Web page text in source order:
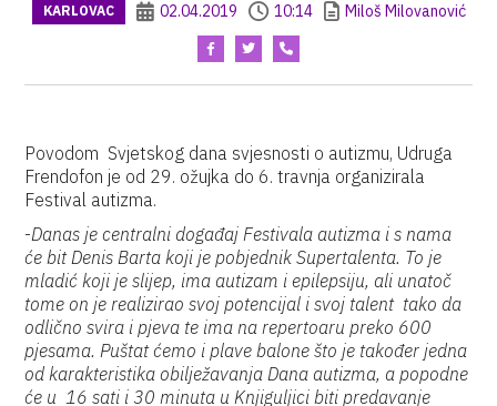
KARLOVAC 02.04.2019 10:14 Miloš Milovanović
Povodom Svjetskog dana svjesnosti o autizmu, Udruga
Frendofon je od 29. ožujka do 6. travnja organizirala
Festival autizma.
-Danas je centralni događaj Festivala autizma i s nama
će bit Denis Barta koji je pobjednik Supertalenta. To je
mladić koji je slijep, ima autizam i epilepsiju, ali unatoč
tome on je realizirao svoj potencijal i svoj talent tako da
odlično svira i pjeva te ima na repertoaru preko 600
pjesama. Puštat ćemo i plave balone što je također jedna
od karakteristika obilježavanja Dana autizma, a popodne
će u 16 sati i 30 minuta u Knjiguljici biti predavanje